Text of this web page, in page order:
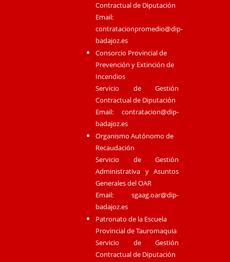
Contractual de Diputación
Email:
contratacionpromedio@dip-
badajoz.es
Consorcio Provincial de
Prevención y Extinción de
Incendios
Servicio de Gestión
Contractual de Diputación
Email:contratacion@dip-
badajoz.es
Organismo Autónomo de
Recaudación
Servicio de Gestión
Administrativa y Asuntos
Generales del OAR
Email:sgaag.oar@dip-
badajoz.es
Patronato de la Escuela
Provincial de Tauromaquia
Servicio de Gestión
Contractual de Diputación